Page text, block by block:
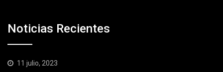
Noticias Recientes
11 julio, 2023